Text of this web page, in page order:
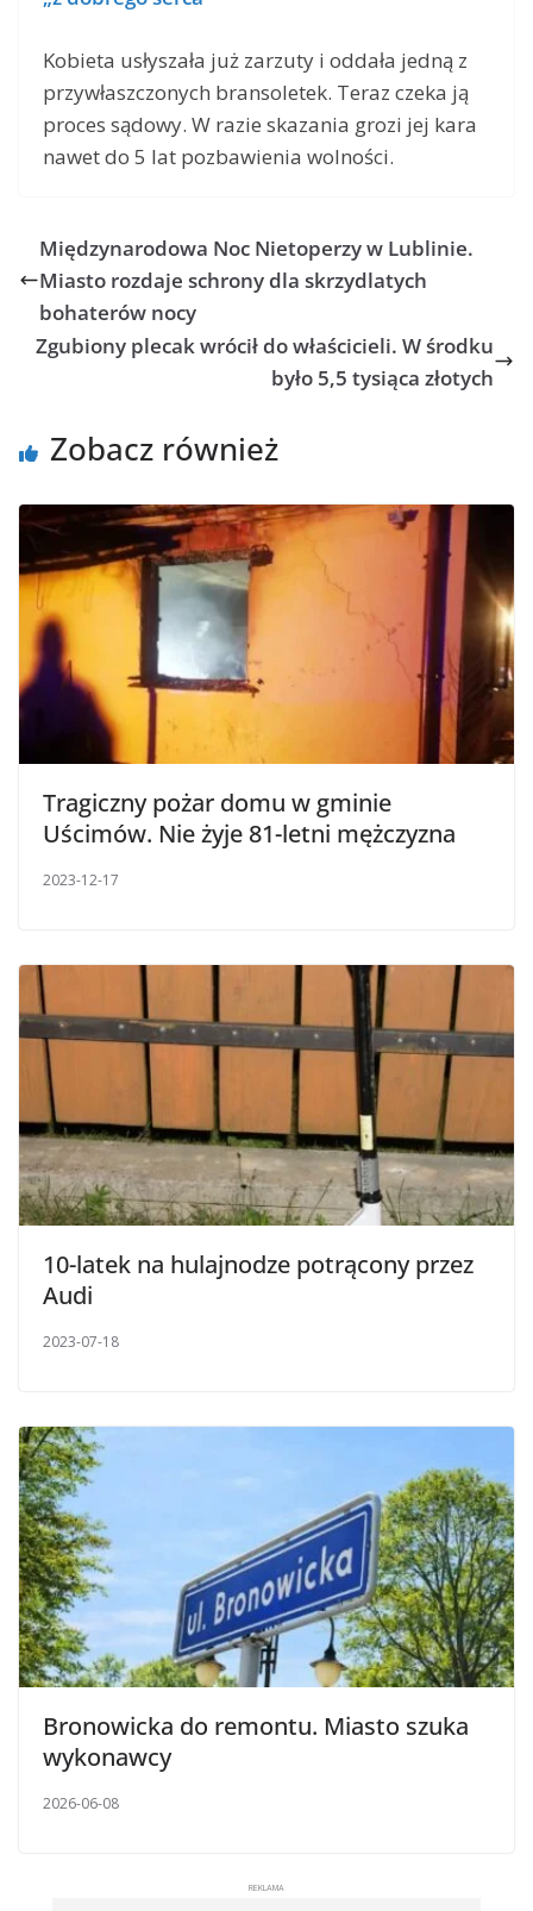
Kobieta usłyszała już zarzuty i oddała jedną z
przywłaszczonych bransoletek. Teraz czeka ją
proces sądowy. W razie skazania grozi jej kara
nawet do 5 lat pozbawienia wolności.
Międzynarodowa Noc Nietoperzy w Lublinie.
Miasto rozdaje schrony dla skrzydlatych
bohaterów nocy
Zgubiony plecak wrócił do właścicieli. W środku
było 5,5 tysiąca złotych
Zobacz również
Tragiczny pożar domu w gminie
Uścimów. Nie żyje 81-letni mężczyzna
2023-12-17
10-latek na hulajnodze potrącony przez
Audi
2023-07-18
Bronowicka do remontu. Miasto szuka
wykonawcy
2026-06-08
REKLAMA